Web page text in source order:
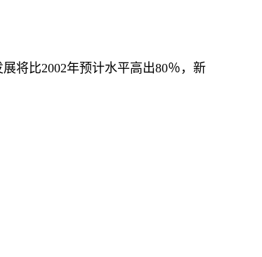
将比2002年预计水平高出80％，新